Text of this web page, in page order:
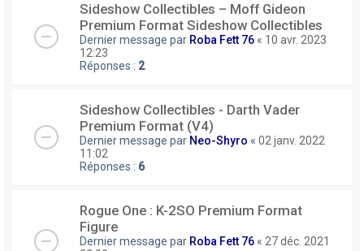
Sideshow Collectibles – Moff Gideon
Premium Format Sideshow Collectibles
Dernier message par Roba Fett 76 « 10 avr. 2023
12:23
Réponses : 2
Sideshow Collectibles - Darth Vader
Premium Format (V4)
Dernier message par Neo-Shyro « 02 janv. 2022
11:02
Réponses : 6
Rogue One : K-2SO Premium Format
Figure
Dernier message par Roba Fett 76 « 27 déc. 2021